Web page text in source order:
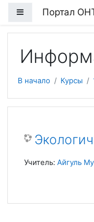
Боковая панель
Портал
В начало Курсы
Учитель: Айгуль